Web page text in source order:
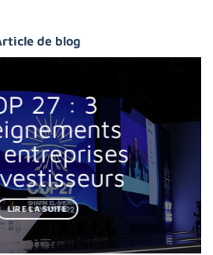
de blog
27 : 3
LIRE LA SUITE